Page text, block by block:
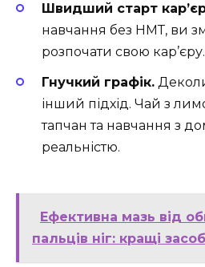
Швидший старт
навчання без НМТ, ви
розпочати свою кар’єру.
Гнучкий графік.
інший підхід. Чай з
тапчан та навчання з
реальністю.
Ефективна мазь від
пальців ніг: кращі